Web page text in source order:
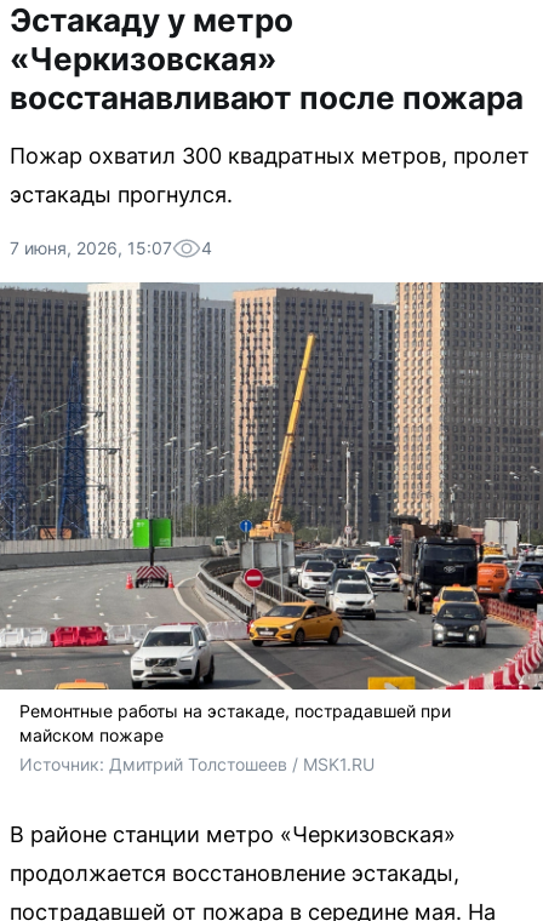
Эстакаду у метро
«Черкизовская»
восстанавливают после пожара
Пожар охватил 300 квадратных метров, пролет
эстакады прогнулся.
7 июня, 2026, 15:07 4
Ремонтные работы на эстакаде, пострадавшей при
майском пожаре
Источник: Дмитрий Толстошеев / MSK1.RU
В районе станции метро «Черкизовская»
продолжается восстановление эстакады,
пострадавшей от пожара в середине мая. На